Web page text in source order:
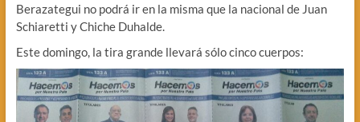
Berazategui no podrá ir en la misma que la nacional de Juan
Schiaretti y Chiche Duhalde.
Este domingo, la tira grande llevará sólo cinco cuerpos: